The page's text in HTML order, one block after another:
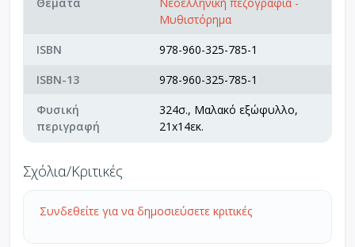
Μυθιστόρημα
ISBN
978-960-325-785-1
ISBN-13
978-960-325-785-1
Φυσική
περιγραφή
324σ., Μαλακό εξώφυλλο,
21x14εκ.
Σχόλια/Κριτικές
Συνδεθείτε για να δημοσιεύσετε κριτικές